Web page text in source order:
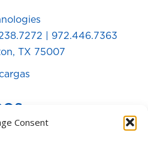
Consent
972.446.7363
TX 75007